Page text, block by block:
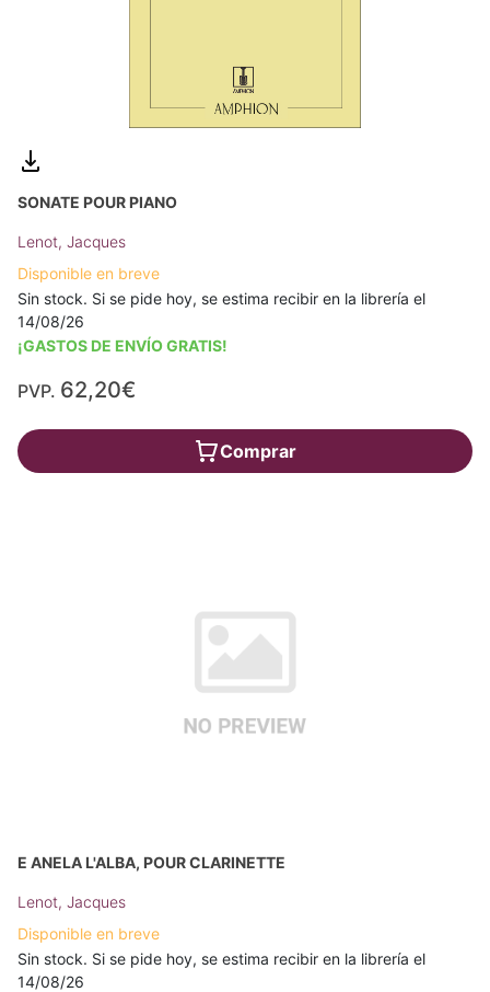
SONATE POUR PIANO
Lenot, Jacques
Disponible en breve
Sin stock. Si se pide hoy, se estima recibir en la librería el
14/08/26
¡GASTOS DE ENVÍO GRATIS!
PVP. 62,20€
Comprar
E ANELA L'ALBA, POUR CLARINETTE
Lenot, Jacques
Disponible en breve
Sin stock. Si se pide hoy, se estima recibir en la librería el
14/08/26